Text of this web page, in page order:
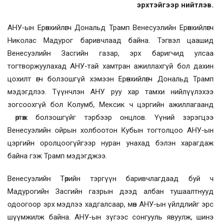
эрхтэйгээр нийтлэв.
АНУ-ын Ерөнхийлөгч Дональд Трамп Венесуэлийн Ерөнхийлөгч
Николас Мадурог баривчлаад байна. Тэгвэл цаашид
Венесуэлийн Засгийн газар, эрх баригчид улсаа
тогтворжуулахад АНУ-тай хамтран ажиллахгүй бол дахин
цохилт өгч болзошгүй хэмээн Ерөнхийлөгч Дональд Трамп
мэдэгдлээ. Түүнчлэн АНУ руу хар тамхи нийлүүлэхээ
зогсоохгүй бол Колумб, Мексик ч цэргийн ажиллагаанд
өртөж болзошгүйг тэрбээр онцлов. Үүний зэрэгцээ
Венесуэлийн ойрын холбоотон Кубын тогтолцоо АНУ-ын
цэргийн оролцоогүйгээр нуран унахад бэлэн харагдаж
байна гэж Трамп мэдэгджээ.
Венесуэлийн Төрийн тэргүүн баривчлагдаад буй ч
Мадурогийн Засгийн газрын дээд албан тушаалтнууд
одоогоор эрх мэдлээ хадгалсаар, мөн АНУ-ын үйлдлийг эрс
шүүмжилж байна. АНУ-ын зүгээс сонгууль явуулж, шинэ